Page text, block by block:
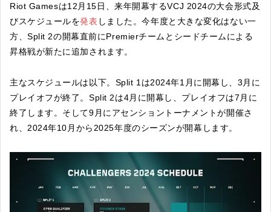
Riot Gamesは12月15日、来年開幕するVCJ 2024の大会形式及
びスケジュールを発表 しました。今年度と大きな変化はない一
方、Split 2の開幕直前にPremierチームとシードチームによる
昇格戦が新たに追加されます。
主なスケジュールは以下。Split 1は2024年1月に開幕し、3月に
プレイオフが終了。Split 2は4月に開幕し、プレイオフは7月に
終了します。そして9月にアセンショントーナメントが開催さ
れ、2024年10月から2025年度のシーズンが開幕します。